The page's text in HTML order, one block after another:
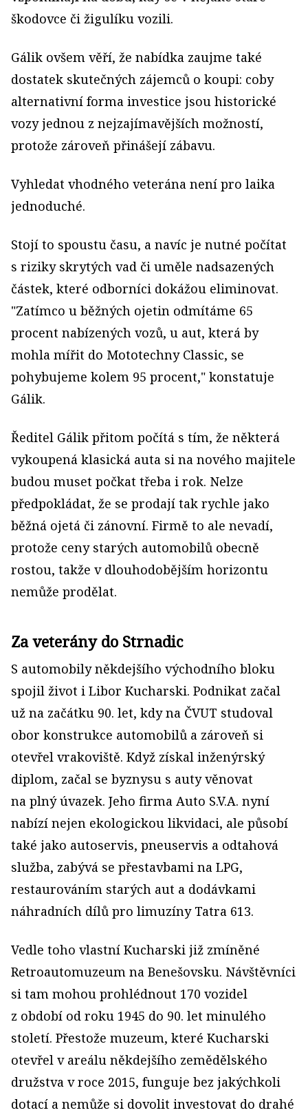
škodovce či žigulíku vozili.
Gálik ovšem věří, že nabídka zaujme také
dostatek skutečných zájemců o koupi: coby
alternativní forma investice jsou historické
vozy jednou z nejzajímavějších možností,
protože zároveň přinášejí zábavu.
Vyhledat vhodného veterána není pro laika
jednoduché.
Stojí to spoustu času, a navíc je nutné počítat
s riziky skrytých vad či uměle nadsazených
částek, které odborníci dokážou eliminovat.
"Zatímco u běžných ojetin odmítáme 65
procent nabízených vozů, u aut, která by
mohla mířit do Mototechny Classic, se
pohybujeme kolem 95 procent," konstatuje
Gálik.
Ředitel Gálik přitom počítá s tím, že některá
vykoupená klasická auta si na nového majitele
budou muset počkat třeba i rok. Nelze
předpokládat, že se prodají tak rychle jako
běžná ojetá či zánovní. Firmě to ale nevadí,
protože ceny starých automobilů obecně
rostou, takže v dlouhodobějším horizontu
nemůže prodělat.
Za veterány do Strnadic
S automobily někdejšího východního bloku
spojil život i Libor Kucharski. Podnikat začal
už na začátku 90. let, kdy na ČVUT studoval
obor konstrukce automobilů a zároveň si
otevřel vrakoviště. Když získal inženýrský
diplom, začal se byznysu s auty věnovat
na plný úvazek. Jeho firma Auto S.V.A. nyní
nabízí nejen ekologickou likvidaci, ale působí
také jako autoservis, pneuservis a odtahová
služba, zabývá se přestavbami na LPG,
restaurováním starých aut a dodávkami
náhradních dílů pro limuzíny Tatra 613.
Vedle toho vlastní Kucharski již zmíněné
Retroautomuzeum na Benešovsku. Návštěvníci
si tam mohou prohlédnout 170 vozidel
z období od roku 1945 do 90. let minulého
století. Přestože muzeum, které Kucharski
otevřel v areálu někdejšího zemědělského
družstva v roce 2015, funguje bez jakýchkoli
dotací a nemůže si dovolit investovat do drahé